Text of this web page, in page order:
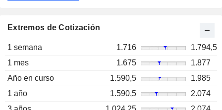
Extremos de Cotización
1 semana 1.716
1.794,5
1 mes
1.675
1.877
Año en curso
1.590,5
1.985
1 año
1.590,5
2.074